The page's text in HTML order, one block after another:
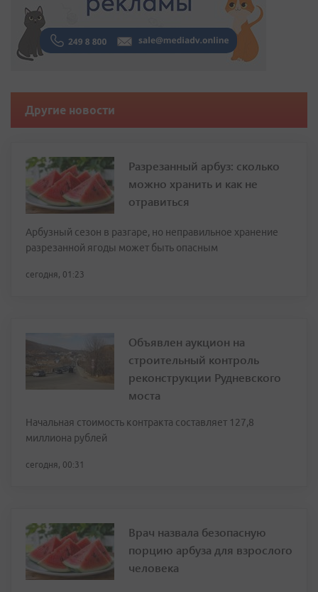
Другие новости
Разрезанный арбуз: сколько
можно хранить и как не
отравиться
Арбузный сезон в разгаре, но неправильное хранение
разрезанной ягоды может быть опасным
сегодня, 01:23
Объявлен аукцион на
строительный контроль
реконструкции Рудневского
моста
Начальная стоимость контракта составляет 127,8
миллиона рублей
сегодня, 00:31
Врач назвала безопасную
порцию арбуза для взрослого
человека